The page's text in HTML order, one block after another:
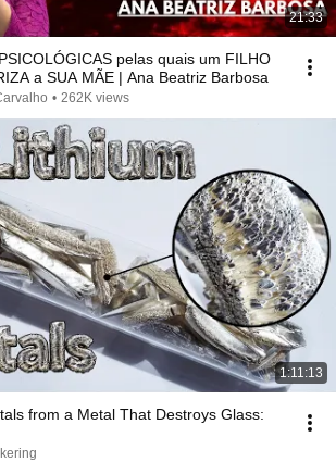
21:33
pelas quais um FILHO
a SUA MÃE | Ana Beatriz Barbosa
• 262K views
1:11:13
from a Metal That Destroys Glass: